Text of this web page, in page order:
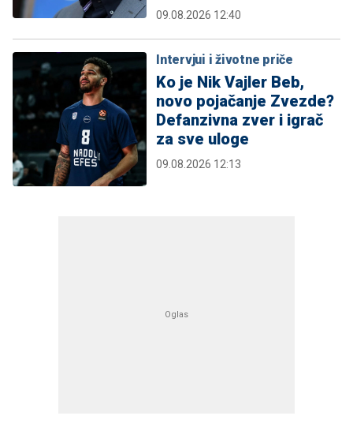
09.08.2026 12:40
Intervjui i životne priče
Ko je Nik Vajler Beb,
novo pojačanje Zvezde?
Defanzivna zver i igrač
za sve uloge
09.08.2026 12:13